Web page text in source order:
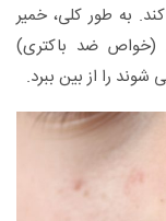
به طور کلی، خمیر
(خواص ضد باکتری)
را از بین ببرد.